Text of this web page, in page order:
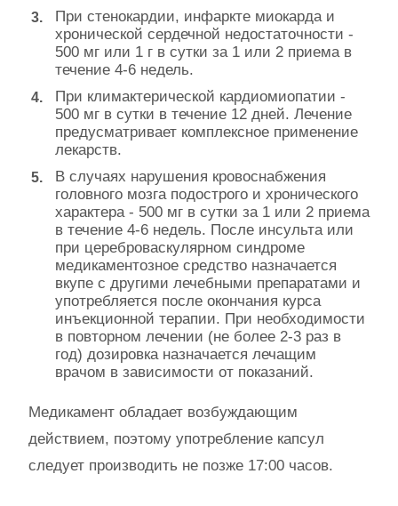
При стенокардии, инфаркте миокарда и
хронической сердечной недостаточности -
500 мг или 1 г в сутки за 1 или 2 приема в
течение 4-6 недель.
При климактерической кардиомиопатии -
500 мг в сутки в течение 12 дней. Лечение
предусматривает комплексное применение
лекарств.
В случаях нарушения кровоснабжения
головного мозга подострого и хронического
характера - 500 мг в сутки за 1 или 2 приема
в течение 4-6 недель. После инсульта или
при цереброваскулярном синдроме
медикаментозное средство назначается
вкупе с другими лечебными препаратами и
употребляется после окончания курса
инъекционной терапии. При необходимости
в повторном лечении (не более 2-3 раз в
год) дозировка назначается лечащим
врачом в зависимости от показаний.
Медикамент обладает возбуждающим
действием, поэтому употребление капсул
следует производить не позже 17:00 часов.